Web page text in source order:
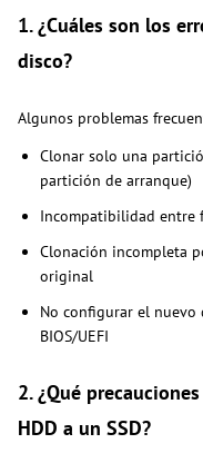
1. ¿Cuáles son los
disco?
Algunos problemas
Clonar solo una
partición de arranque)
Incompatibilidad entre
Clonación incompleta
original
No configurar el nuevo
BIOS/UEFI
2. ¿Qué
HDD a un SSD?